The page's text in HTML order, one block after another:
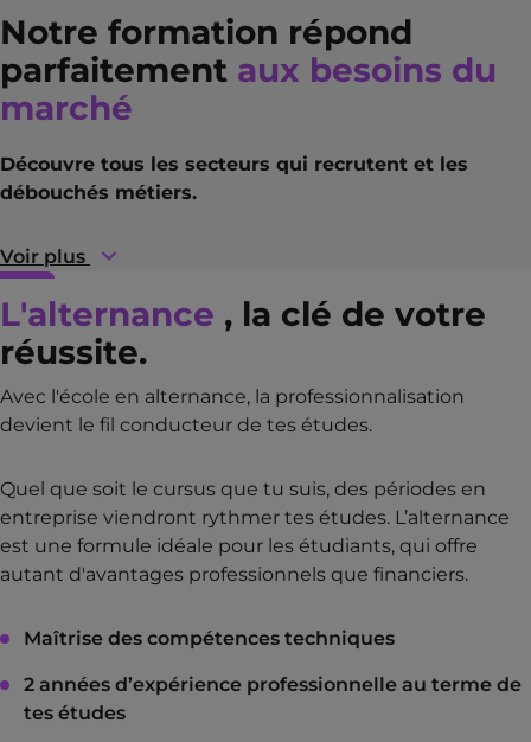
Notre formation répond
parfaitement aux besoins du
marché
Découvre tous les secteurs qui recrutent et les
débouchés métiers.
Voir plus
L'alternance , la clé de votre
réussite.
Avec l'école en alternance, la professionnalisation
devient le fil conducteur de tes études.
Quel que soit le cursus que tu suis, des périodes en
entreprise viendront rythmer tes études. L’alternance
est une formule idéale pour les étudiants, qui offre
autant d'avantages professionnels que financiers.
Maîtrise des compétences techniques
2 années d’expérience professionnelle au terme de
tes études